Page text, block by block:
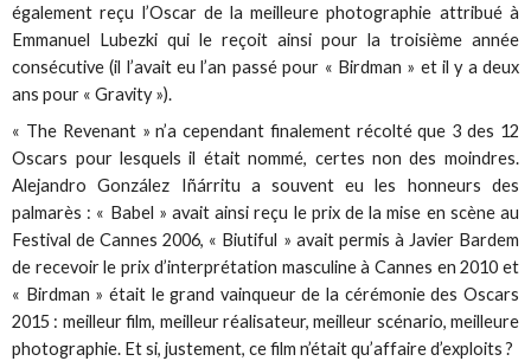
également reçu l’Oscar de la meilleure photographie attribué à
Emmanuel Lubezki qui le reçoit ainsi pour la troisième année
consécutive (il l’avait eu l’an passé pour « Birdman » et il y a deux
ans pour « Gravity »).
« The Revenant » n’a cependant finalement récolté que 3 des 12
Oscars pour lesquels il était nommé, certes non des moindres.
Alejandro González Iñárritu a souvent eu les honneurs des
palmarès : « Babel » avait ainsi reçu le prix de la mise en scène au
Festival de Cannes 2006, « Biutiful » avait permis à Javier Bardem
de recevoir le prix d’interprétation masculine à Cannes en 2010 et
« Birdman » était le grand vainqueur de la cérémonie des Oscars
2015 : meilleur film, meilleur réalisateur, meilleur scénario, meilleure
photographie. Et si, justement, ce film n’était qu’affaire d’exploits ?